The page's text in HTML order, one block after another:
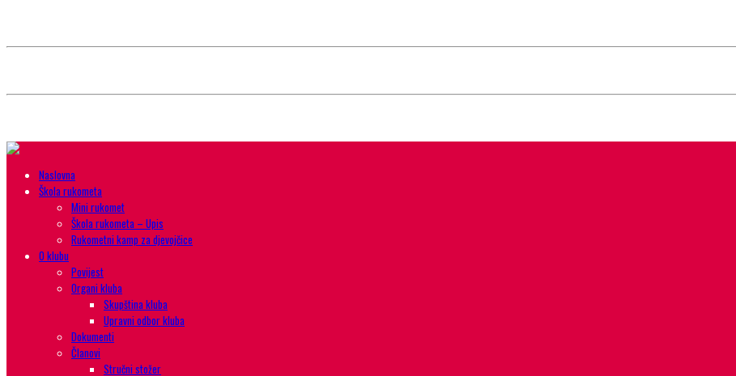
Naslovna
Škola rukometa
Mini rukomet
Škola rukometa – Upis
Rukometni kamp za djevojčice
O klubu
Povijest
Organi kluba
Skupština kluba
Upravni odbor kluba
Dokumenti
Članovi
Stručni stožer